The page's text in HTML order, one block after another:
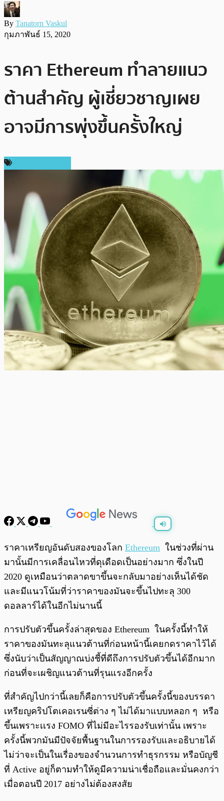
By Tanatorn Vaskul
กุมภาพันธ์ 15, 2020
ราคา Ethereum ทำลายแนว
ต้านสำคัญ ผู้เชี่ยวชาญเผย
อาจมีการพุ่งขึ้นครั้งใหญ่
พร้อมเล่น 0:00/ 0:00
ราคาเหรียญอันดับสองของโลก Ethereum ในช่วงที่ผ่าน
มานั้นมีการเคลื่อนไหวที่ดุเดือดเป็นอย่างมาก ซึ่งในปี
2020 ดูเหมือนว่าตลาดขาขึ้นจะกลับมาอย่างเห็นได้ชัด
และมีแนวโน้มที่ว่าราคาของมันจะขึ้นไปทะลุ 300
ดอลลาร์ได้ในอีกไม่นานนี้
การปรับตัวขึ้นครั้งล่าสุดของ Ethereum ในครั้งนี้ทำให้
ราคาของมันทะลุแนวต้านที่ก่อนหน้านี้เคยกดราคาไว้ได้
ซึ่งนับว่าเป็นสัญญาณบ่งชี้ที่ดีถึงการปรับตัวขึ้นได้อีกมาก
ก่อนที่จะเผชิญแนวต้านที่รุนแรงอีกครั้ง
ที่สำคัญไปกว่านี้เลยก็คือการปรับตัวขึ้นครั้งนี้ของบรรดา
เหรียญคริปโตเคอเรนซี่ต่าง ๆ ไม่ได้มาแบบหลอก ๆ หรือ
ขึ้นเพราะเเรง FOMO ที่ไม่มีอะไรรองรับเท่านั้น เพราะ
ครั้งนี้พวกมันมีปัจจัยพื้นฐานในการรองรับและอธิบายได้
ไม่ว่าจะเป็นในเรื่องของจำนวนการทำธุรกรรม หรือบัญชี
ที่ Active อยู่ก็ตามทำให้ดูมีความน่าเชื่อถือและมั่นคงกว่า
เมื่อตอนปี 2017 อย่างไม่ต้องสงสัย